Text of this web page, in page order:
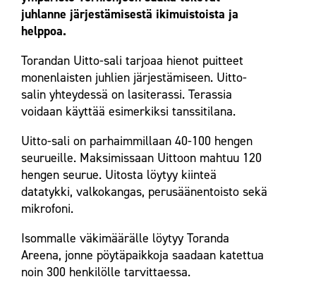
juhlanne järjestämisestä ikimuistoista ja
helppoa.
Torandan Uitto-sali tarjoaa hienot puitteet
monenlaisten juhlien järjestämiseen. Uitto-
salin yhteydessä on lasiterassi. Terassia
voidaan käyttää esimerkiksi tanssitilana.
Uitto-sali on parhaimmillaan 40-100 hengen
seurueille. Maksimissaan Uittoon mahtuu 120
hengen seurue. Uitosta löytyy kiinteä
datatykki, valkokangas, perusäänentoisto sekä
mikrofoni.
Isommalle väkimäärälle löytyy Toranda
Areena, jonne pöytäpaikkoja saadaan katettua
noin 300 henkilölle tarvittaessa.